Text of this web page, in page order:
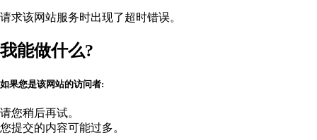
请求该网站服务时出现了超时错误。
我能做什么?
如果您是该网站的访问者:
请您稍后再试。
您提交的内容可能过多。